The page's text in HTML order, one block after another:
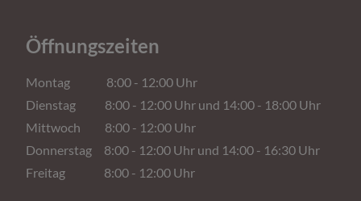
Öffnungszeiten
Montag 8:00 - 12:00 Uhr
Dienstag 8:00 - 12:00 Uhr und 14:00 - 18:00 Uhr
Mittwoch 8:00 - 12:00 Uhr
Donnerstag 8:00 - 12:00 Uhr und 14:00 - 16:30 Uhr
Freitag 8:00 - 12:00 Uhr